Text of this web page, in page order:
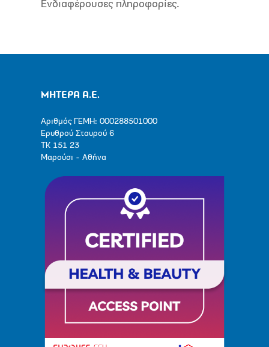
Ενδιαφέρουσες πληροφορίες.
ΜΗΤΕΡΑ Α.Ε.
Αριθμός ΓΕΜΗ: 000288501000
Ερυθρού Σταυρού 6
ΤΚ 151 23
Μαρούσι - Αθήνα